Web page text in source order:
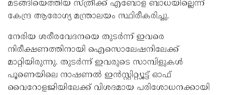
മടങ്ങിയെത്തിയ സ്ത്രീക്ക് എബോള ബാധയില്ലെന്ന്
കേന്ദ്ര ആരോഗ്യ മന്ത്രാലയം സ്ഥിരീകരിച്ചു.
നേരിയ ശരീരവേദനയെ തുടർന്ന് ഇവരെ
നിരീക്ഷണത്തിനായി ഐസൊലേഷനിലേക്ക്
മാറ്റിയിരുന്നു. തുടർന്ന് ഇവരുടെ സാമ്പിളുകൾ
പൂണെയിലെ നാഷണൽ ഇൻസ്റ്റിറ്റ്യൂട്ട് ഓഫ്
വൈറോളജിയിലേക്ക് വിശദമായ പരിശോധനക്കായി